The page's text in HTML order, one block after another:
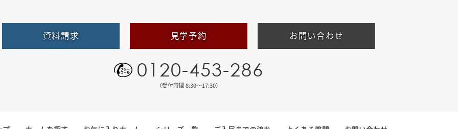
資料請求 見学予約 お問い合わせ
0120-453-286
（受付時間 8:30〜17:30）